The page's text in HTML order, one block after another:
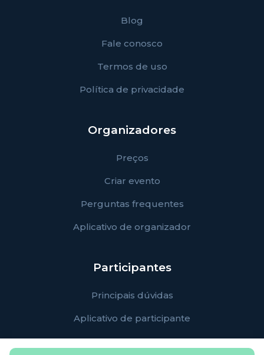
Blog
Fale conosco
Termos de uso
Política de privacidade
Organizadores
Preços
Criar evento
Perguntas frequentes
Aplicativo de organizador
Participantes
Principais dúvidas
Aplicativo de participante